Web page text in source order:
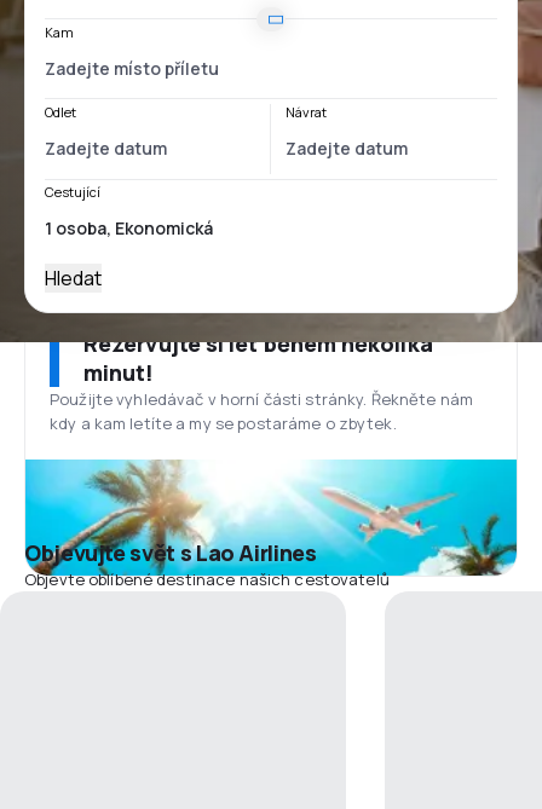
Kam
Odlet Návrat
Cestující
Hledat
Rezervujte si let během několika
minut!
Použijte vyhledávač v horní části stránky. Řekněte nám
kdy a kam letíte a my se postaráme o zbytek.
Objevujte svět s Lao Airlines
Objevte oblíbené destinace našich cestovatelů